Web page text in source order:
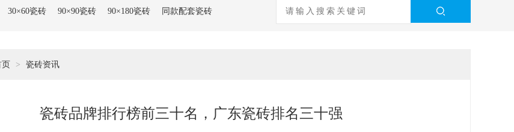
30×60瓷砖 90×90瓷砖 90×180瓷砖 同款配套瓷砖
页 > 瓷砖资讯
瓷砖品牌排行榜前三十名，广东瓷砖排名三十强